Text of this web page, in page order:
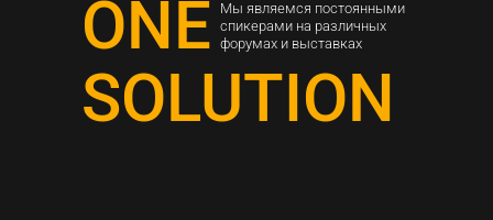
ONE
SOLUTION
Мы являемся постоянными
спикерами на различных
форумах и выставках